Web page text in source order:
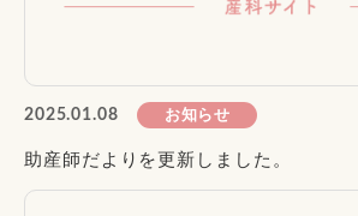
2025.01.08 お知らせ
助産師だよりを更新しました。